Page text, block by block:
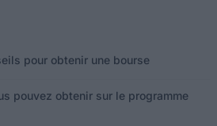
pour obtenir une bourse
pouvez obtenir sur le programme